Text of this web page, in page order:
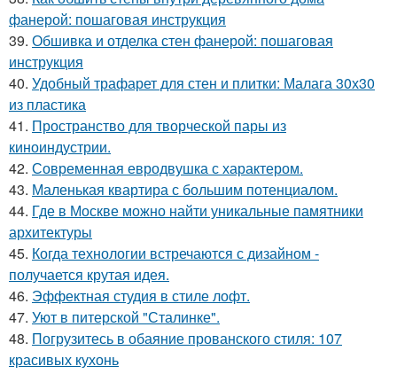
фанерой: пошаговая инструкция
39. Обшивка и отделка стен фанерой: пошаговая
инструкция
40. Удобный трафарет для стен и плитки: Малага 30х30
из пластика
41. Пространство для творческой пары из
киноиндустрии.
42. Современная евродвушка с характером.
43. Маленькая квартира с большим потенциалом.
44. Где в Москве можно найти уникальные памятники
архитектуры
45. Когда технологии встречаются с дизайном -
получается крутая идея.
46. Эффектная студия в стиле лофт.
47. Уют в питерской "Сталинке".
48. Погрузитесь в обаяние прованского стиля: 107
красивых кухонь